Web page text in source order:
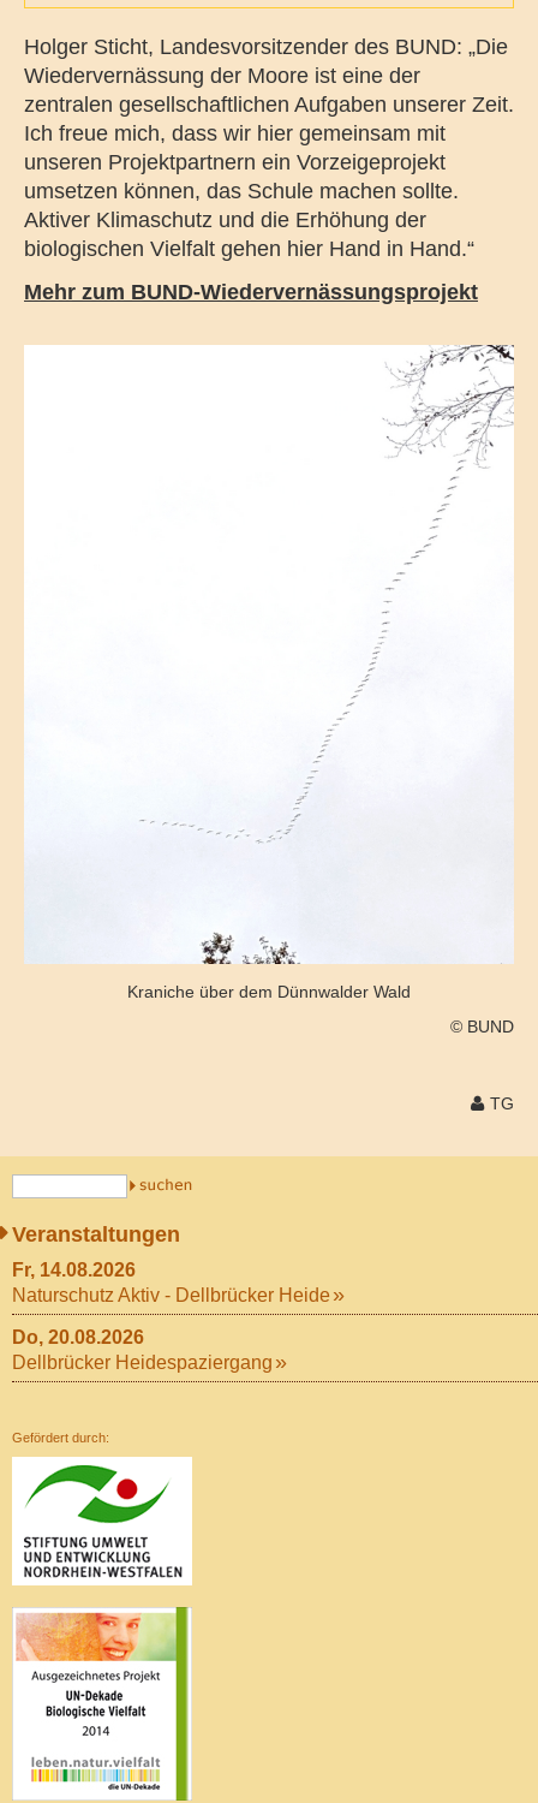
Holger Sticht, Landesvorsitzender des BUND: „Die
Wiedervernässung der Moore ist eine der
zentralen gesellschaftlichen Aufgaben unserer Zeit.
Ich freue mich, dass wir hier gemeinsam mit
unseren Projektpartnern ein Vorzeigeprojekt
umsetzen können, das Schule machen sollte.
Aktiver Klimaschutz und die Erhöhung der
biologischen Vielfalt gehen hier Hand in Hand.“
Mehr zum BUND-Wiedervernässungsprojekt
Kraniche über dem Dünnwalder Wald
© BUND
TG
Veranstaltungen
Fr, 14.08.2026
Naturschutz Aktiv - Dellbrücker Heide
Do, 20.08.2026
Dellbrücker Heidespaziergang
Gefördert durch: